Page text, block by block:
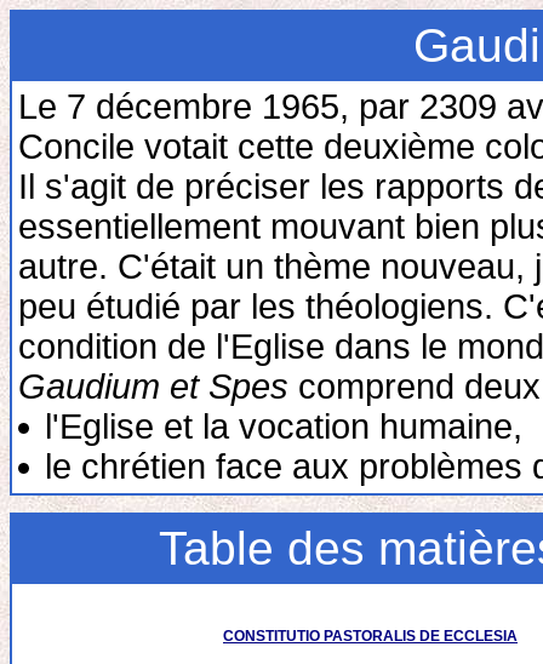
Le 7 décembre 1965, par 2309
Concile votait cette deuxième
Il s'agit de préciser les rapports
essentiellement mouvant bien
autre. C'était un thème
peu étudié par les théologiens.
condition de l'Eglise dans le
Gaudium et Spes comprend
l'Eglise et la vocation humaine,
le chrétien face aux problèmes
Table des
CONSTITUTIO PASTORALIS DE ECCLESIA